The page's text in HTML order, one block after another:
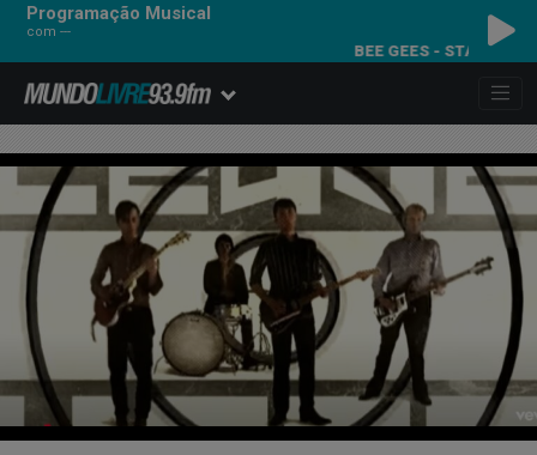
Programação Musical
com ---
BEE GEES - STAYIN' ALIVE